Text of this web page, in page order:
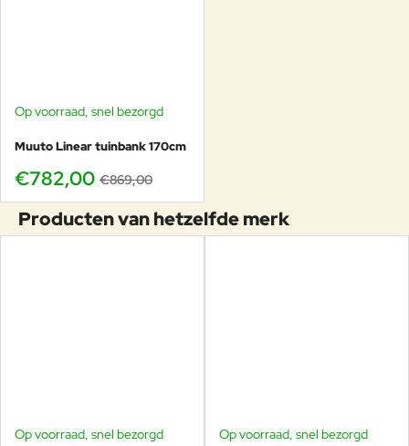
-10%
Op voorraad, snel bezorgd
Muuto Linear tuinbank 170cm
€782,00 €869,00
Producten van hetzelfde merk
GRATIS HOEZEN
Op voorraad, snel bezorgd -17%
Op voorraad, snel bezorgd